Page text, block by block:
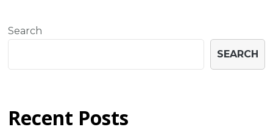
Search
SEARCH
Recent Posts